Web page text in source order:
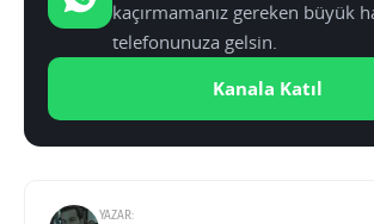
kaçırmamanız gereken büyük
telefonunuza gelsin.
Kanala Katıl
YAZAR: